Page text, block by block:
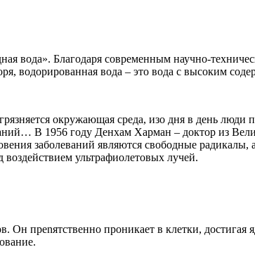
вода». Благодаря современным научно-
водорированная вода – это вода с высоким
окружающая среда, изо дня в день люди
В 1956 году Денхам Харман – доктор из
заболеваний являются свободные
ультрафиолетовых лучей.
прenятственно проникает в клетки,